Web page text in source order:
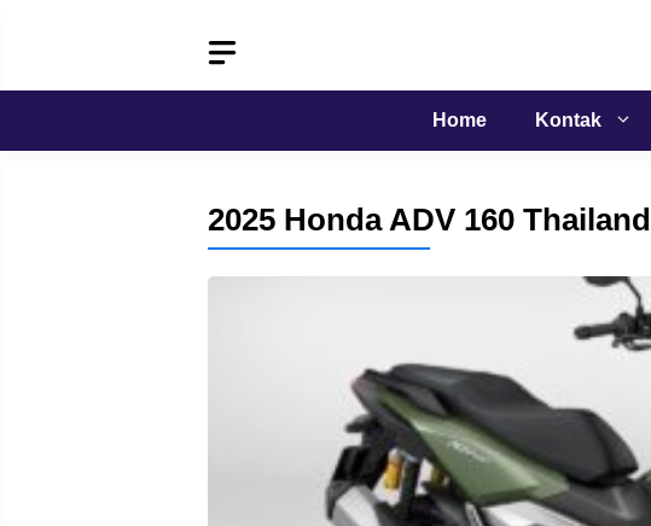
Home Kontak
2025 Honda ADV 160 Thailand